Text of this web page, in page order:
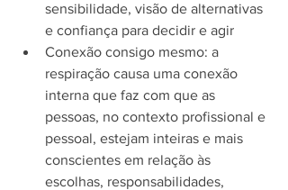
sensibilidade, visão de alternativas
e confiança para decidir e agir
Conexão consigo mesmo: a
respiração causa uma conexão
interna que faz com que as
pessoas, no contexto profissional e
pessoal, estejam inteiras e mais
conscientes em relação às
escolhas, responsabilidades,